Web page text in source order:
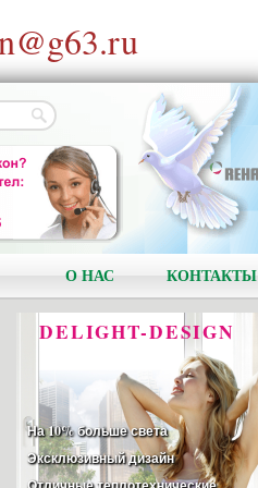
О НАС КОНТАКТЫ
АКЦИЯ!
Установи окно и получи
в подарок подарочный
сертификат на сумму
1000 рублей!
DELIGHT-DESIGN
На 10% больше света
Эксклюзивный дизайн